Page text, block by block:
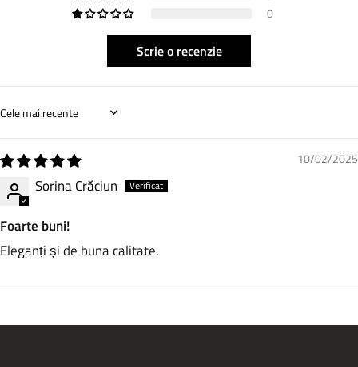
0
Scrie o recenzie
Sort by
10/02/2025
Sorina Crăciun
Foarte buni!
Eleganți și de buna calitate.